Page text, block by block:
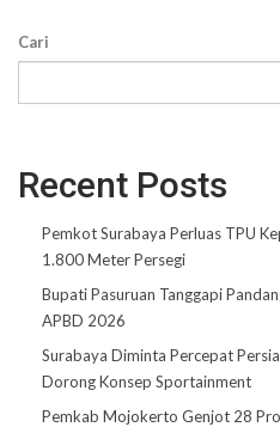
Cari
Recent Posts
Pemkot Surabaya Perluas TPU
1.800 Meter Persegi
Bupati Pasuruan Tanggapi
APBD 2026
Surabaya Diminta Percepat
Dorong Konsep Sportainment
Pemkab Mojokerto Genjot 28